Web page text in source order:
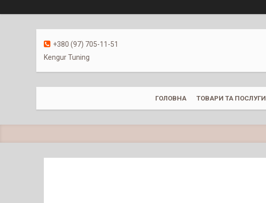
+380 (97) 705-11-51
Kengur Tuning
ГОЛОВНА ТОВАРИ ТА ПОСЛУГИ